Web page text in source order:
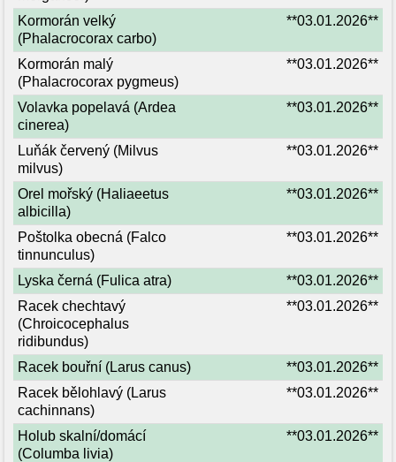
Kormorán velký
(Phalacrocorax carbo)
**03.01.2026**
Kormorán malý
(Phalacrocorax pygmeus)
**03.01.2026**
Volavka popelavá (Ardea
cinerea)
**03.01.2026**
Luňák červený (Milvus
milvus)
**03.01.2026**
Orel mořský (Haliaeetus
albicilla)
**03.01.2026**
Poštolka obecná (Falco
tinnunculus)
**03.01.2026**
Lyska černá (Fulica atra)
**03.01.2026**
Racek chechtavý
(Chroicocephalus
ridibundus)
**03.01.2026**
Racek bouřní (Larus canus)
**03.01.2026**
Racek bělohlavý (Larus
cachinnans)
**03.01.2026**
Holub skalní/domácí
(Columba livia)
**03.01.2026**